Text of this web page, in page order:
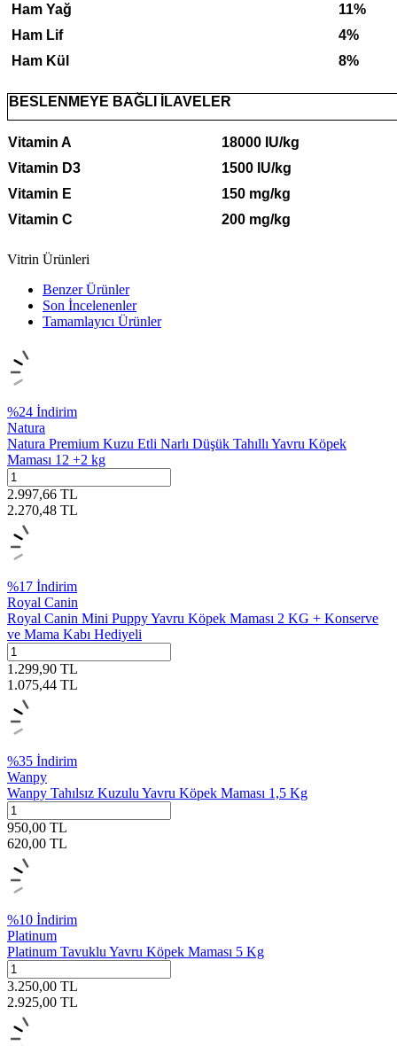
Ham Yağ
11%
Ham Lif
4%
Ham Kül
8%
BESLENMEYE BAĞLI İLAVELER
Vitamin A
18000 IU/kg
Vitamin D3
1500 IU/kg
Vitamin E
150 mg/kg
Vitamin C
200 mg/kg
Vitrin Ürünleri
Benzer Ürünler
Son İncelenenler
Tamamlayıcı Ürünler
%24 İndirim
Natura
Natura Premium Kuzu Etli Narlı Düşük Tahıllı Yavru Köpek
Maması 12 +2 kg
2.997,66 TL
2.270,48 TL
%17 İndirim
Royal Canin
Royal Canin Mini Puppy Yavru Köpek Maması 2 KG + Konserve
ve Mama Kabı Hediyeli
1.299,90 TL
1.075,44 TL
%35 İndirim
Wanpy
Wanpy Tahılsız Kuzulu Yavru Köpek Maması 1,5 Kg
950,00 TL
620,00 TL
%10 İndirim
Platinum
Platinum Tavuklu Yavru Köpek Maması 5 Kg
3.250,00 TL
2.925,00 TL